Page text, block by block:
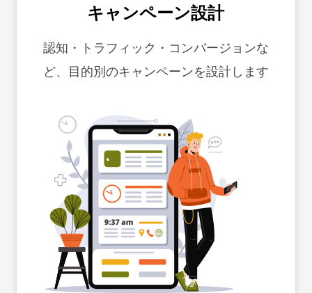
キャンペーン設計
認知・トラフィック・コンバージョンな
ど、目的別のキャンペーンを設計します